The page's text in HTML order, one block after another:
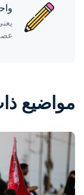
مواضيع
واحة
منذ يوم